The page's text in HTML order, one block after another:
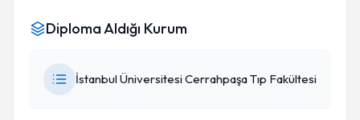
Diploma Aldığı Kurum
İstanbul Üniversitesi Cerrahpaşa Tıp Fakültesi